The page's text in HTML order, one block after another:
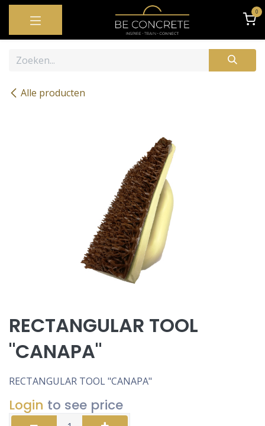
OVERSLAAN NAAR INHOUD 0
Alle producten
RECTANGULAR TOOL
"CANAPA"
RECTANGULAR TOOL "CANAPA"
Login to see price